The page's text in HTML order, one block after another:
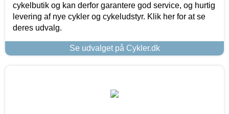
cykelbutik og kan derfor garantere god service, og hurtig
levering af nye cykler og cykeludstyr. Klik her for at se
deres udvalg.
Se udvalget på Cykler.dk